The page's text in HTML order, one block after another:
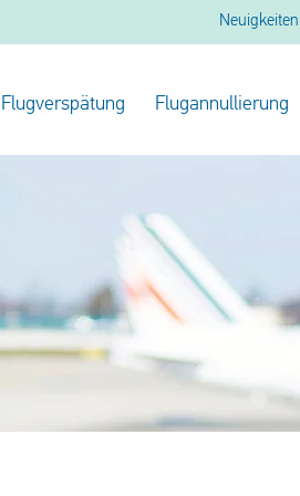
Neuigkeiten
Flugverspätung Flugannullierung